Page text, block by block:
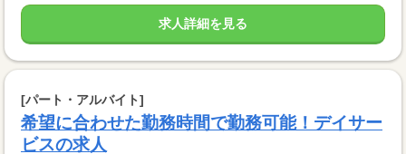
求人詳細を見る
[パート・アルバイト]
希望に合わせた勤務時間で勤務可能！デイサー
ビスの求人